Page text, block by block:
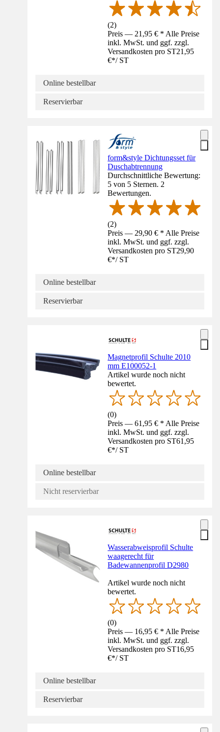
(2)
Preis — 21,95 € * Alle Preise
inkl. MwSt. und ggf. zzgl.
Versandkosten pro ST21,95
€*/ ST
Online bestellbar
Reservierbar
form&style Dichtungsset für
Duschabtrennung
Durchschnittliche Bewertung:
5 von 5 Sternen. 2
Bewertungen.
(2)
Preis — 29,90 € * Alle Preise
inkl. MwSt. und ggf. zzgl.
Versandkosten pro ST29,90
€*/ ST
Online bestellbar
Reservierbar
Magnetprofil Schulte 2010
mm E100052-1
Artikel wurde noch nicht
bewertet.
(0)
Preis — 61,95 € * Alle Preise
inkl. MwSt. und ggf. zzgl.
Versandkosten pro ST61,95
€*/ ST
Online bestellbar
Nicht reservierbar
Wasserabweisprofil Schulte
waagerecht für
Badewannenprofil D2980
Artikel wurde noch nicht
bewertet.
(0)
Preis — 16,95 € * Alle Preise
inkl. MwSt. und ggf. zzgl.
Versandkosten pro ST16,95
€*/ ST
Online bestellbar
Reservierbar